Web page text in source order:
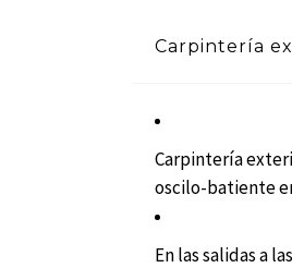
Carpintería
Carpintería
oscilo-batiente
En las salidas a